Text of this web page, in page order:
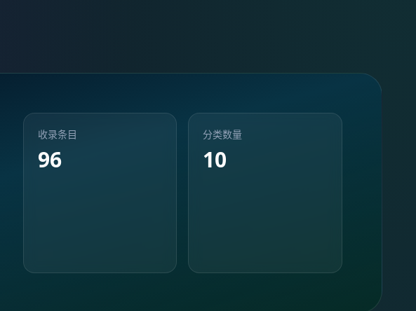
收录条目
96
分类数量
10